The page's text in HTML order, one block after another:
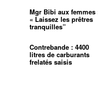
Mgr Bibi aux femmes
« Laissez les prêtres
tranquilles”
Contrebande : 4400
litres de carburants
frelatés saisis